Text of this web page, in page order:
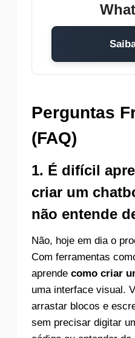
Perguntas
(FAQ)
1. É difícil
criar um
não entende
Não, hoje em dia o
Com ferramentas
aprende como criar
uma interface visual.
arrastar blocos e
sem precisar digitar